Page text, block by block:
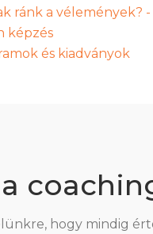
ránk a vélemények?
képzés
és kiadványok
hogy mindig